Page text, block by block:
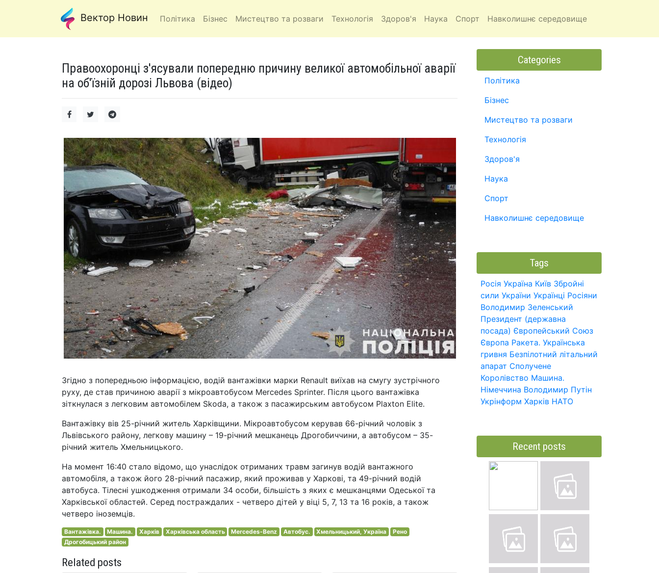
Вектор Новин Політика Бізнес Мистецтво та розваги Технологія Здоров'я Наука Спорт Навколишнє середовище
Правоохоронці з'ясували попередню причину великої автомобільної аварії
на об'їзній дорозі Львова (відео)
Згідно з попередньою інформацією, водій вантажівки марки Renault виїхав на смугу зустрічного
руху, де став причиною аварії з мікроавтобусом Mercedes Sprinter. Після цього вантажівка
зіткнулася з легковим автомобілем Skoda, а також з пасажирським автобусом Plaxton Elite.
Вантажівку вів 25-річний житель Харківщини. Мікроавтобусом керував 66-річний чоловік з
Львівського району, легкову машину – 19-річний мешканець Дрогобиччини, а автобусом – 35-
річний житель Хмельницького.
На момент 16:40 стало відомо, що унаслідок отриманих травм загинув водій вантажного
автомобіля, а також його 28-річний пасажир, який проживав у Харкові, та 49-річний водій
автобуса. Тілесні ушкодження отримали 34 особи, більшість з яких є мешканцями Одеської та
Харківської областей. Серед постраждалих - четверо дітей у віці 5, 7, 13 та 16 років, а також
четверо іноземців.
Вантажівка. Машина. Харків Харківська область Mercedes-Benz Автобус. Хмельницький, Україна
Рено
Дрогобицький район
Related posts
Categories
Політика
Бізнес
Мистецтво та розваги
Технологія
Здоров'я
Наука
Спорт
Навколишнє середовище
Tags
Росія Україна Київ Збройні
сили України Українці Росіяни
Володимир Зеленський
Президент (державна
посада) Європейський Союз
Європа Ракета. Українська
гривня Безпілотний літальний
апарат Сполучене
Королівство Машина.
Німеччина Володимир Путін
Укрінформ Харків НАТО
Recent posts